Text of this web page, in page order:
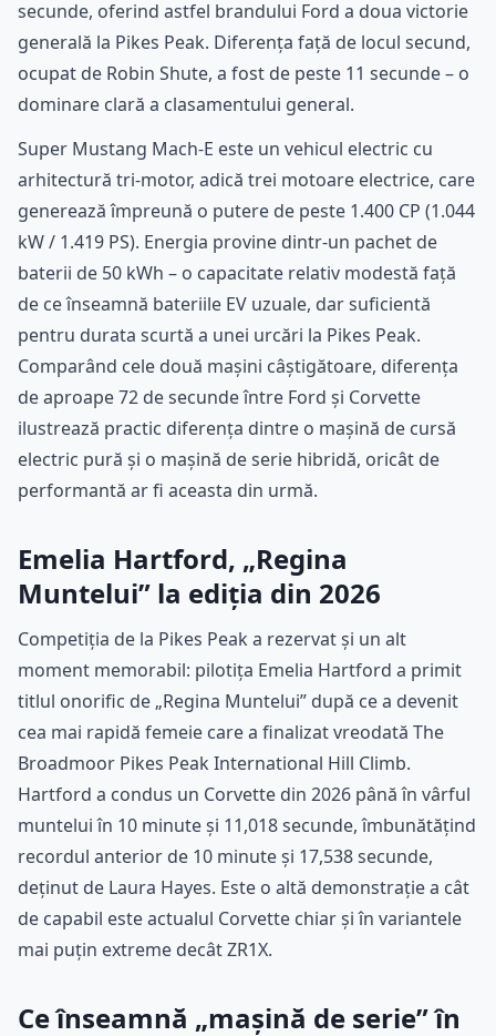
secunde, oferind astfel brandului Ford a doua victorie
generală la Pikes Peak. Diferența față de locul secund,
ocupat de Robin Shute, a fost de peste 11 secunde – o
dominare clară a clasamentului general.
Super Mustang Mach-E este un vehicul electric cu
arhitectură tri-motor, adică trei motoare electrice, care
generează împreună o putere de peste 1.400 CP (1.044
kW / 1.419 PS). Energia provine dintr-un pachet de
baterii de 50 kWh – o capacitate relativ modestă față
de ce înseamnă bateriile EV uzuale, dar suficientă
pentru durata scurtă a unei urcări la Pikes Peak.
Comparând cele două mașini câștigătoare, diferența
de aproape 72 de secunde între Ford și Corvette
ilustrează practic diferența dintre o mașină de cursă
electric pură și o mașină de serie hibridă, oricât de
performantă ar fi aceasta din urmă.
Emelia Hartford, „Regina
Muntelui” la ediția din 2026
Competiția de la Pikes Peak a rezervat și un alt
moment memorabil: pilotița Emelia Hartford a primit
titlul onorific de „Regina Muntelui” după ce a devenit
cea mai rapidă femeie care a finalizat vreodată The
Broadmoor Pikes Peak International Hill Climb.
Hartford a condus un Corvette din 2026 până în vârful
muntelui în 10 minute și 11,018 secunde, îmbunătățind
recordul anterior de 10 minute și 17,538 secunde,
deținut de Laura Hayes. Este o altă demonstrație a cât
de capabil este actualul Corvette chiar și în variantele
mai puțin extreme decât ZR1X.
Ce înseamnă „mașină de serie” în